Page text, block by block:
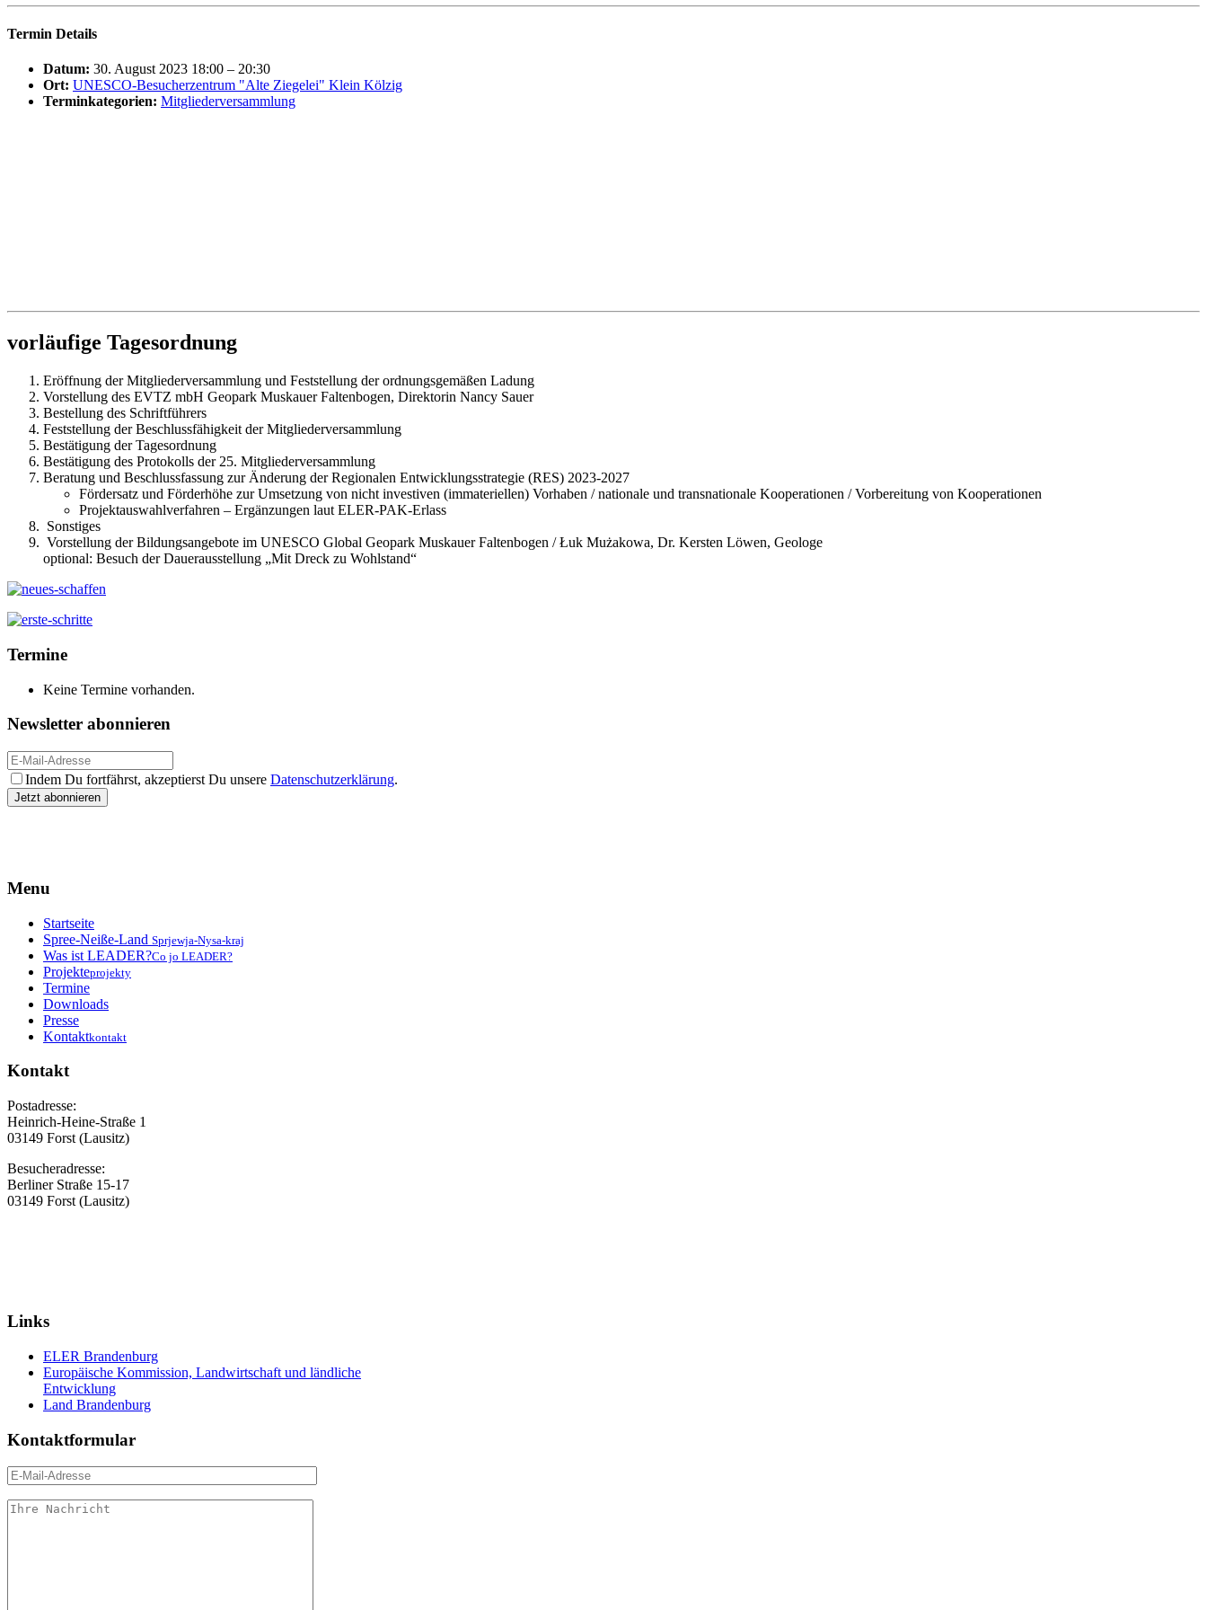
Termin Details
Datum: 30. August 2023 18:00 – 20:30
Ort: UNESCO-Besucherzentrum "Alte Ziegelei" Klein Kölzig
Terminkategorien: Mitgliederversammlung
vorläufige Tagesordnung
Eröffnung der Mitgliederversammlung und Feststellung der ordnungsgemäßen Ladung
Vorstellung des EVTZ mbH Geopark Muskauer Faltenbogen, Direktorin Nancy Sauer
Bestellung des Schriftführers
Feststellung der Beschlussfähigkeit der Mitgliederversammlung
Bestätigung der Tagesordnung
Bestätigung des Protokolls der 25. Mitgliederversammlung
Beratung und Beschlussfassung zur Änderung der Regionalen Entwicklungsstrategie (RES) 2023-2027
Fördersatz und Förderhöhe zur Umsetzung von nicht investiven (immateriellen) Vorhaben / nationale und transnationale Kooperationen / Vorbereitung von Kooperationen
Projektauswahlverfahren – Ergänzungen laut ELER-PAK-Erlass
Sonstiges
Vorstellung der Bildungsangebote im UNESCO Global Geopark Muskauer Faltenbogen / Łuk Mużakowa, Dr. Kersten Löwen, Geologe
optional: Besuch der Dauerausstellung „Mit Dreck zu Wohlstand“
Termine
Keine Termine vorhanden.
Newsletter abonnieren
Indem Du fortfährst, akzeptierst Du unsere Datenschutzerklärung.
Menu
Startseite
Spree-Neiße-Land Sprjewja-Nysa-kraj
Was ist LEADER?Co jo LEADER?
Projekteprojekty
Termine
Downloads
Presse
Kontaktkontakt
Kontakt
Postadresse:
Heinrich-Heine-Straße 1
03149 Forst (Lausitz)
Besucheradresse:
Berliner Straße 15-17
03149 Forst (Lausitz)
Links
ELER Brandenburg
Europäische Kommission, Landwirtschaft und ländliche
Entwicklung
Land Brandenburg
Kontaktformular